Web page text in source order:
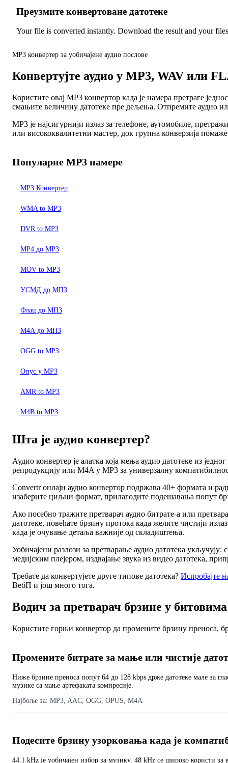
Преузмите конвертоване датотеке
Your file is converted instantly. Download the result and your
MP3 конвертер за уобичајене аудио послове
Конвертујте аудио у MP3, WAV или
Користите овај MP3 конвертор када је намера претраге
смањите величину датотеке пре дељења. Отпремите аудио
MP3 је најсигурнији излаз за телефоне, аутомобиле,
или висококвалитетни мастер, док групна конверзија
Популарне MP3 намере
MP3 Конвертер
WMA to MP3
DVR to MP3
MP4 до MP3
MOV to MP3
УСМД до МП3
Флац до МП3
М4А до МП3
OGG to MP3
Опус у MP3
AMR to MP3
M4B to MP3
Шта је аудио конвертер?
Аудио конвертер је алатка која мења аудио датотеке из
репродукцију или M4A у MP3 за универзалну
Convertr онлајн аудио конвертор подржава 40+ формата и
изаберите циљни формат, прилагодите подешавања попут
Ако посебно тражите претварач аудио битрате-а или
датотеке, повећате брзину протока када желите чистији
када је очување детаља важније од складиштења.
Уобичајени разлози за претварање аудио датотека
медијским плејером, издвајање звука из видео датотека,
Требате да конвертујете друге типове датотека? Испробајте
ВебП и још много тога.
Водич за претварач брзине у
Користите горњи конвертор да промените брзину преноса,
Промените битрате за мање или чистије
Ниже брзине преноса попут 64 до 128 kbps држе датотеке мале за
музике са мање артефаката компресије.
Најбоље за: MP3, AAC, OGG, OPUS, M4A
Подесите брзину узорковања када је
44.1 kHz је уобичајен избор за музику. 48 kHz се широко користи